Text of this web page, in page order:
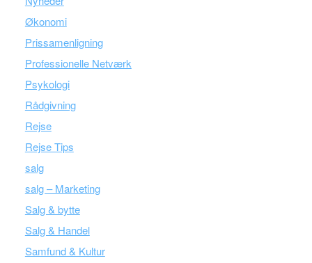
Økonomi
Prissamenligning
Professionelle Netværk
Psykologi
Rådgivning
Rejse
Rejse Tips
salg
salg – Marketing
Salg & bytte
Salg & Handel
Samfund & Kultur